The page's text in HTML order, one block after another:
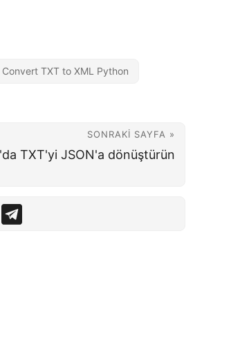
Convert TXT to XML Python
SONRAKI SAYFA »
TXT'yi JSON'a dönüştürün